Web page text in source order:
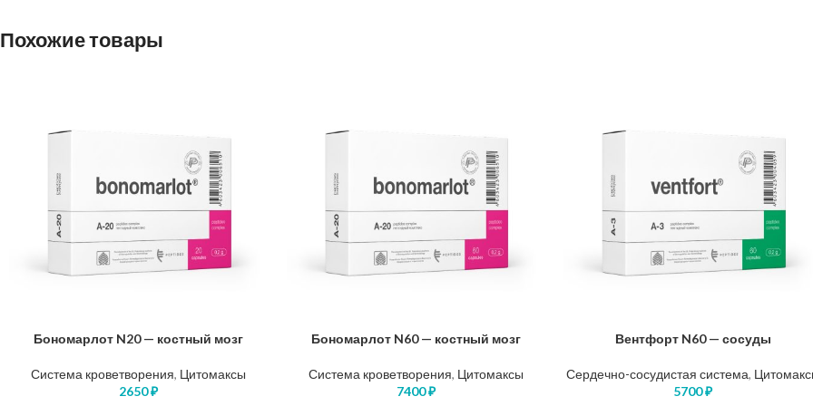
Похожие товары
В КОРЗИНУ
Бономарлот N20 — костный мозг
Система кроветворения, Цитомаксы
2650₽
В КОРЗИНУ
Бономарлот N60 — костный мозг
Система кроветворения, Цитомаксы
7400₽
В КОРЗИНУВентфорт N60 — сосуды
Сердечно-сосудистая система,
5700₽